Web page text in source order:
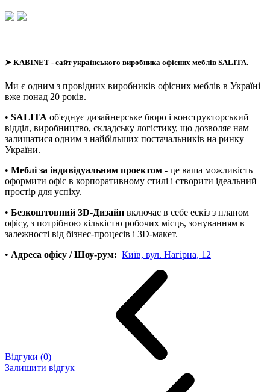
➤ KABINET - сайт українського виробника офісних меблів SALITA.
Ми є одним з провідних виробників офісних меблів в Україні
вже понад 20 років.
• SALITA об'єднує дизайнерське бюро і конструкторський
відділ, виробництво, складську логістику, що дозволяє нам
залишатися одним з найбільших постачальників на ринку
України.
• Меблі за індивідуальним проектом - це ваша можливість
оформити офіс в корпоративному стилі і створити ідеальний
простір для успіху.
• Безкоштовний 3D-Дизайн включає в себе ескіз з планом
офісу, з потрібною кількістю робочих місць, зонуванням в
залежності від бізнес-процесів і 3D-макет.
• Адреса офісу / Шоу-рум: Київ, вул. Нагірна, 12
Відгуки (0)
Залишити відгук